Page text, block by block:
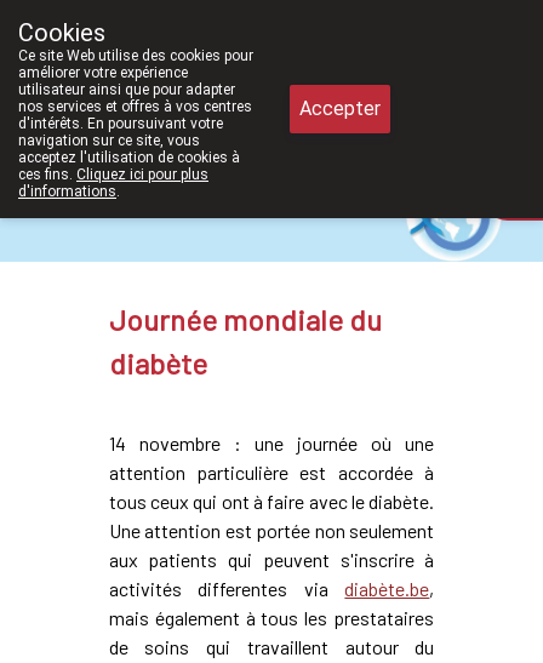
Journée mondiale du
diabète
14 novembre : une journée où une
attention particulière est accordée à
tous ceux qui ont à faire avec le diabète.
Une attention est portée non seulement
aux patients qui peuvent s'inscrire à
activités differentes viadiabète.be,
mais également à tous les prestataires
de soins qui travaillent autour du
Cookies
Ce site Web utilise des cookies pour
améliorer votre expérience
utilisateur ainsi que pour adapter
nos services et offres à vos centres
d'intérêts. En poursuivant votre
navigation sur ce site, vous
acceptez l'utilisation de cookies à
ces fins. Cliquez ici pour plus
d'informations.
Accepter